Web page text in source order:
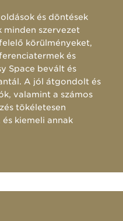
és döntések
szervezet
körülményeket,
és
Space bevált és
A jól átgondolt és
valamint a számos
tökéletesen
kiemeli annak